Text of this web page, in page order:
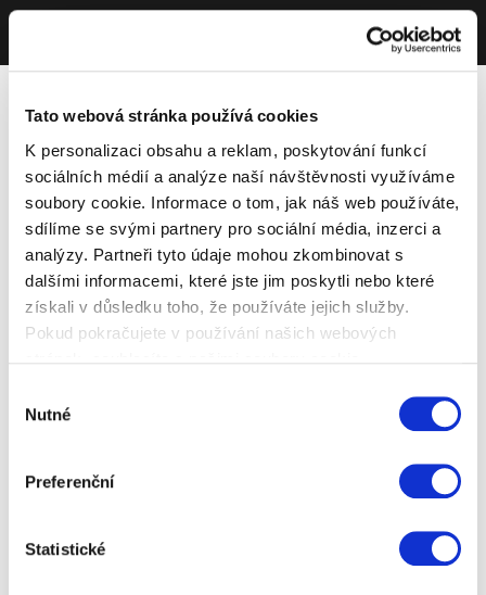
Tato webová stránka používá cookies
K personalizaci obsahu a reklam, poskytování funkcí
sociálních médií a analýze naší návštěvnosti využíváme
soubory cookie. Informace o tom, jak náš web používáte,
sdílíme se svými partnery pro sociální média, inzerci a
analýzy. Partneři tyto údaje mohou zkombinovat s
dalšími informacemi, které jste jim poskytli nebo které
získali v důsledku toho, že používáte jejich služby.
Pokud pokračujete v používání našich webových
souhlasu
Nutné
Preferenční
Statistické